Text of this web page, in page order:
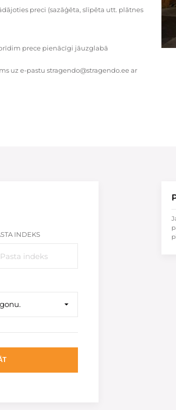
preci (sazāģēta, slīpēta utt. plātnes
prece pienācīgi jāuzglabā
uz e-pastu stragendo@stragendo.ee ar
INDEKS